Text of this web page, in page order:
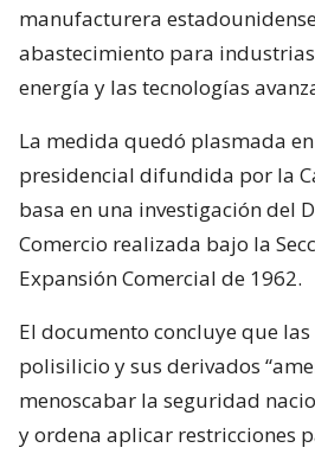
manufacturera
abastecimiento para
energía y las tecnologías
La medida quedó plasmada
presidencial difundida por la
basa en una investigación del
Comercio realizada bajo la
Expansión Comercial de 1962.
El documento concluye que
polisilicio y sus derivados
menoscabar la seguridad
y ordena aplicar restricciones